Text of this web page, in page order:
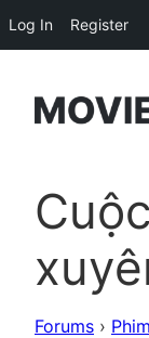
Forums › Phim
Log In Register